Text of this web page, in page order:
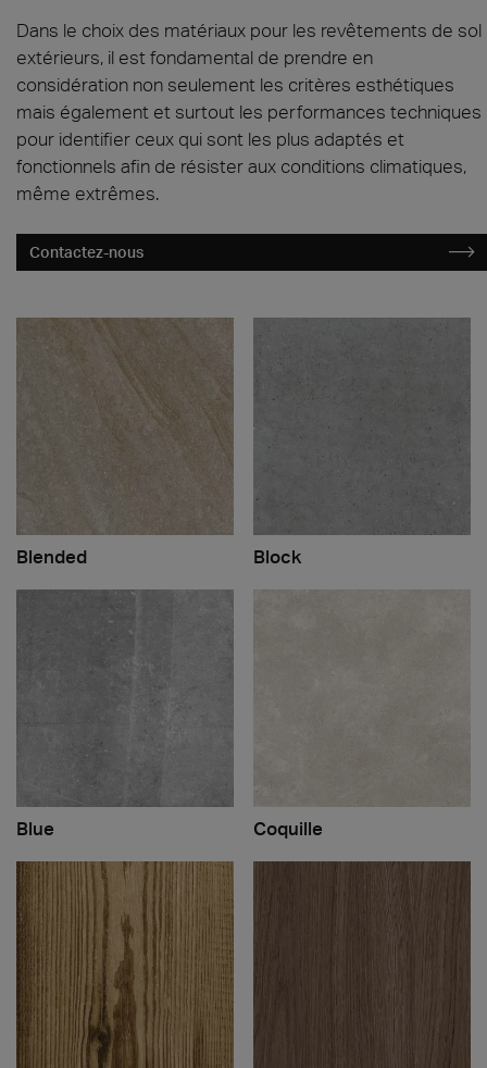
Dans le choix des matériaux pour les revêtements de sol
extérieurs, il est fondamental de prendre en
considération non seulement les critères esthétiques
mais également et surtout les performances techniques
pour identifier ceux qui sont les plus adaptés et
fonctionnels afin de résister aux conditions climatiques,
même extrêmes.
Contactez-nous
Blended Block
Blue Coquille